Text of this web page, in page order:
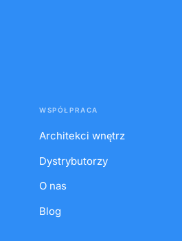
WSPÓŁPRACA
Architekci wnętrz
Dystrybutorzy
O nas
Blog